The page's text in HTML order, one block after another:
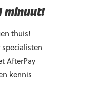
minuut!
thuis!
AfterPay
kennis